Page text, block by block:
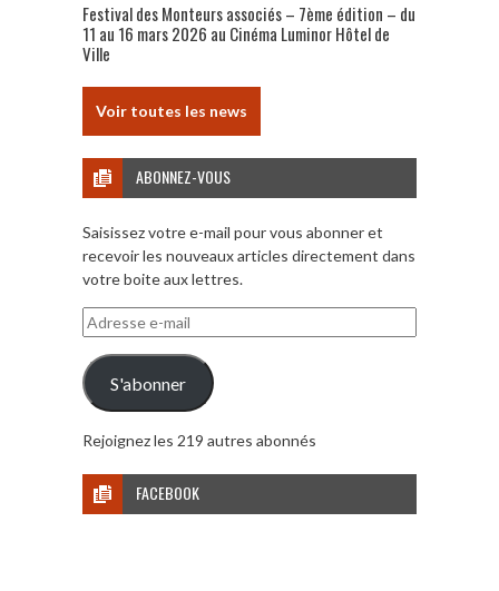
Festival des Monteurs associés – 7ème édition – du
11 au 16 mars 2026 au Cinéma Luminor Hôtel de
Ville
Voir toutes les news
ABONNEZ-VOUS
Saisissez votre e-mail pour vous abonner et
recevoir les nouveaux articles directement dans
votre boite aux lettres.
Adresse
e-
mail
S'abonner
Rejoignez les 219 autres abonnés
FACEBOOK